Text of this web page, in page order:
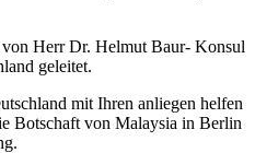
Herr Dr. Helmut Baur- Konsul
geleitet.
mit Ihren anliegen helfen
Botschaft von Malaysia in Berlin